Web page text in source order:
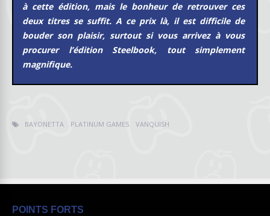
à cette édition, mais le bonheur de retrouver ces
deux titres se suffit. A ce prix là, il est difficile de
bouder son plaisir, surtout si vous arrivez à vous
procurer l’édition Steelbook, tout simplement
magnifique.
BAYONETTA PLATINUM GAMES VANQUISH
POINTS FORTS